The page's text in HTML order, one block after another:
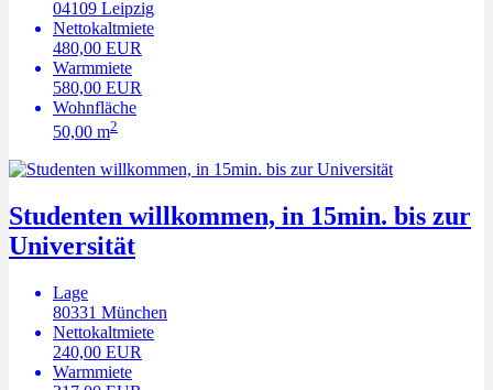
04109 Leipzig
Nettokaltmiete
480,00 EUR
Warmmiete
580,00 EUR
Wohnfläche
50,00 m2
Studenten willkommen, in 15min. bis zur
Universität
Lage
80331 München
Nettokaltmiete
240,00 EUR
Warmmiete